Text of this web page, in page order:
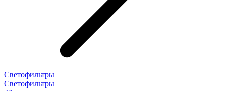
Светофильтры
Светофильтры